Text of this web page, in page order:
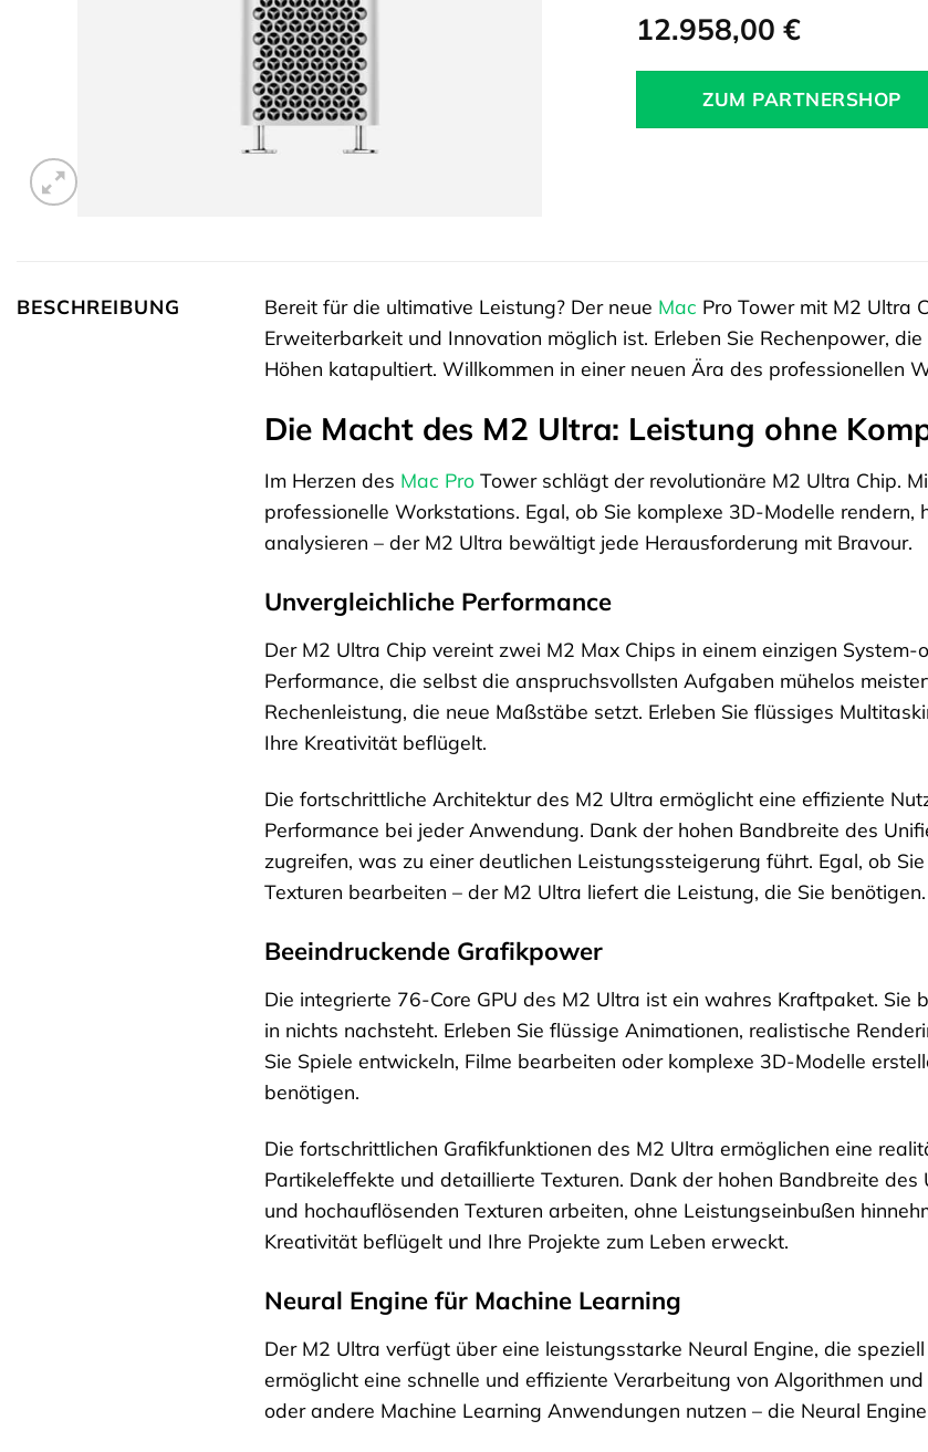
12.958,00 €
ZUM PARTNERSHOP
BESCHREIBUNG Bereit für die ultimative Leistung? Der neue Mac Pro Tower mit M2 Ultra
Erweiterbarkeit und Innovation möglich ist. Erleben Sie Rechenpower,
Höhen katapultiert. Willkommen in einer neuen Ära des professionellen
Die Macht des M2 Ultra: Leistung ohne
Im Herzen des Mac Pro Tower schlägt der revolutionäre M2 Ultra Chip.
professionelle Workstations. Egal, ob Sie komplexe 3D-Modelle
analysieren – der M2 Ultra bewältigt jede Herausforderung mit Bravour.
Unvergleichliche Performance
Der M2 Ultra Chip vereint zwei M2 Max Chips in einem einzigen
Performance, die selbst die anspruchsvollsten Aufgaben mühelos
Rechenleistung, die neue Maßstäbe setzt. Erleben Sie flüssiges
Ihre Kreativität beflügelt.
Die fortschrittliche Architektur des M2 Ultra ermöglicht eine effiziente
Performance bei jeder Anwendung. Dank der hohen Bandbreite des
zugreifen, was zu einer deutlichen Leistungssteigerung führt. Egal, ob
Texturen bearbeiten – der M2 Ultra liefert die Leistung, die Sie benötigen.
Beeindruckende Grafikpower
Die integrierte 76-Core GPU des M2 Ultra ist ein wahres Kraftpaket.
in nichts nachsteht. Erleben Sie flüssige Animationen, realistische
Sie Spiele entwickeln, Filme bearbeiten oder komplexe 3D-Modelle
benötigen.
Die fortschrittlichen Grafikfunktionen des M2 Ultra ermöglichen eine
Partikeleffekte und detaillierte Texturen. Dank der hohen Bandbreite
und hochauflösenden Texturen arbeiten, ohne Leistungseinbußen
Kreativität beflügelt und Ihre Projekte zum Leben erweckt.
Neural Engine für Machine Learning
Der M2 Ultra verfügt über eine leistungsstarke Neural Engine, die
ermöglicht eine schnelle und effiziente Verarbeitung von Algorithmen
oder andere Machine Learning Anwendungen nutzen – die Neural